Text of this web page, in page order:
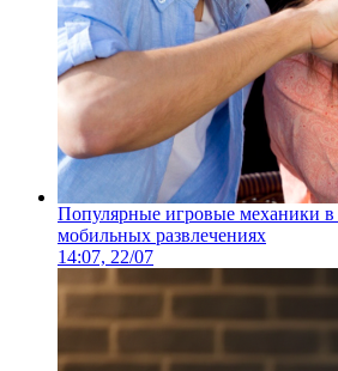
Популярные игровые механики
мобильных развлечениях
14:07, 22/07